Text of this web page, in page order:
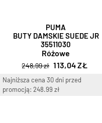
PUMA
BUTY DAMSKIE SUEDE JR
35511030
Różowe
248,99 zł 113,04 ZŁ
Najniższa cena 30 dni przed
promocją: 248.99 zł